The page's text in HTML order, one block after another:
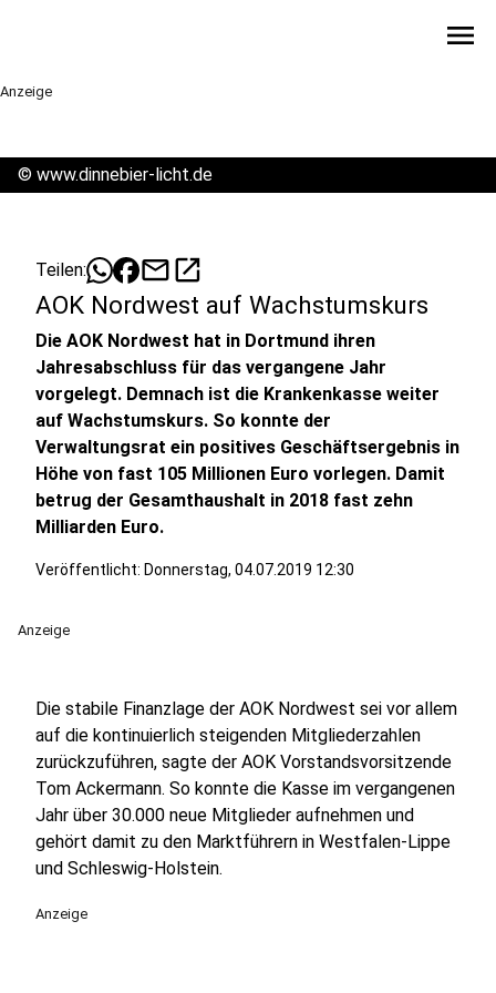
menu
Anzeige
© www.dinnebier-licht.de
Teilen: mailopen_in_new
AOK Nordwest auf Wachstumskurs
Die AOK Nordwest hat in Dortmund ihren
Jahresabschluss für das vergangene Jahr
vorgelegt. Demnach ist die Krankenkasse weiter
auf Wachstumskurs. So konnte der
Verwaltungsrat ein positives Geschäftsergebnis in
Höhe von fast 105 Millionen Euro vorlegen. Damit
betrug der Gesamthaushalt in 2018 fast zehn
Milliarden Euro.
Veröffentlicht: Donnerstag, 04.07.2019 12:30
Anzeige
Die stabile Finanzlage der AOK Nordwest sei vor allem
auf die kontinuierlich steigenden Mitgliederzahlen
zurückzuführen, sagte der AOK Vorstandsvorsitzende
Tom Ackermann. So konnte die Kasse im vergangenen
Jahr über 30.000 neue Mitglieder aufnehmen und
gehört damit zu den Marktführern in Westfalen-Lippe
und Schleswig-Holstein.
Anzeige